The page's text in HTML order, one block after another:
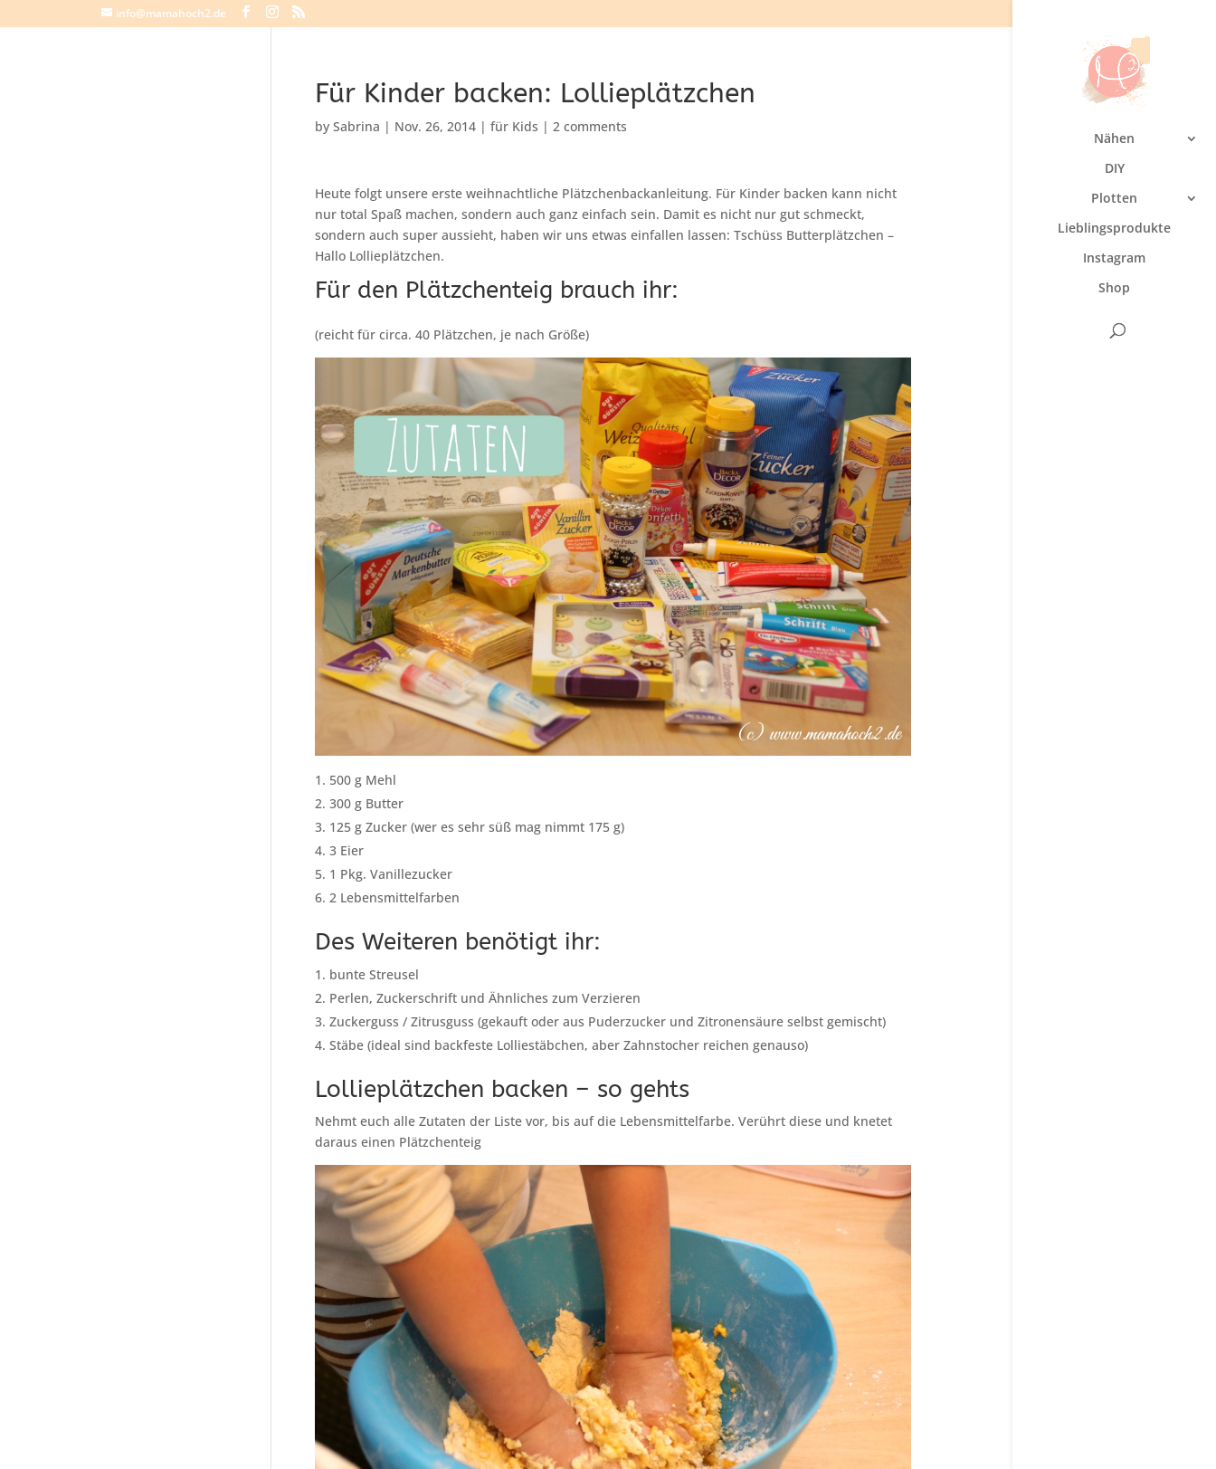
info@mamahoch2.de
Nähen
DIY
Plotten
Lieblingsprodukte
Instagram
Shop
Für Kinder backen: Lollieplätzchen
bySabrina | Nov. 26, 2014 |für Kids |2 comments
Heute folgt unsere erste weihnachtliche Plätzchenbackanleitung. Für Kinder backen kann nicht
nur total Spaß machen, sondern auch ganz einfach sein. Damit es nicht nur gut schmeckt,
sondern auch super aussieht, haben wir uns etwas einfallen lassen: Tschüss Butterplätzchen –
Hallo Lollieplätzchen.
Für den Plätzchenteig brauch ihr:
(reicht für circa. 40 Plätzchen, je nach Größe)
500 g Mehl
300 g Butter
125 g Zucker (wer es sehr süß mag nimmt 175 g)
3 Eier
1 Pkg. Vanillezucker
2 Lebensmittelfarben
Des Weiteren benötigt ihr:
bunte Streusel
Perlen, Zuckerschrift und Ähnliches zum Verzieren
Zuckerguss / Zitrusguss (gekauft oder aus Puderzucker und Zitronensäure selbst gemischt)
Stäbe (ideal sind backfeste Lolliestäbchen, aber Zahnstocher reichen genauso)
Lollieplätzchen backen – so gehts
Nehmt euch alle Zutaten der Liste vor, bis auf die Lebensmittelfarbe. Verührt diese und knetet
daraus einen Plätzchenteig